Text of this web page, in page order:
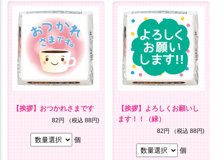
【挨拶】おつかれさまです
82円 （税込 88円)
個
【挨拶】よろしくお願いし
ます！！（緑）
82円 （税込 88円)
個